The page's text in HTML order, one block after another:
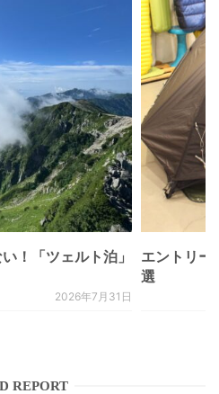
！「ツェルト泊」
2026年7月31日
エントリー
選
REPORT